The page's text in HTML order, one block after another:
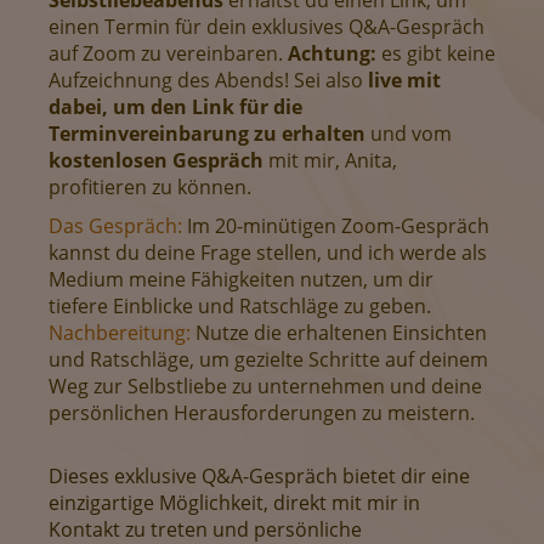
einen Termin für dein exklusives Q&A-Gespräch
auf Zoom zu vereinbaren. Achtung: es gibt keine
Aufzeichnung des Abends! Sei also live mit
dabei, um den Link für die
Terminvereinbarung zu erhalten und vom
kostenlosen Gespräch mit mir, Anita,
profitieren zu können.
Das Gespräch: Im 20-minütigen Zoom-Gespräch
kannst du deine Frage stellen, und ich werde als
Medium meine Fähigkeiten nutzen, um dir
tiefere Einblicke und Ratschläge zu geben.
Nachbereitung: Nutze die erhaltenen Einsichten
und Ratschläge, um gezielte Schritte auf deinem
Weg zur Selbstliebe zu unternehmen und deine
persönlichen Herausforderungen zu meistern.
Dieses exklusive Q&A-Gespräch bietet dir eine
einzigartige Möglichkeit, direkt mit mir in
Kontakt zu treten und persönliche